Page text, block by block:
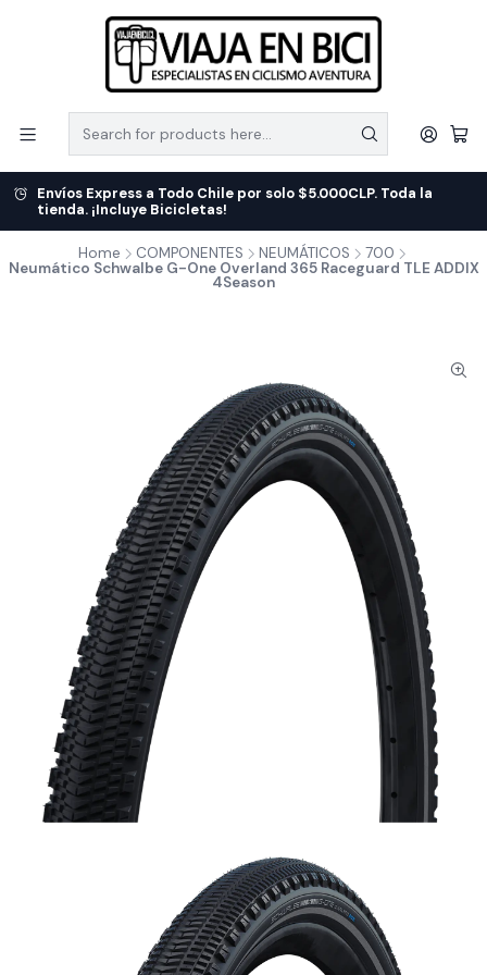
Envíos Express a Todo Chile por solo $5.000CLP. Toda la
tienda. ¡Incluye Bicicletas!
Home COMPONENTES NEUMÁTICOS
700
Neumático Schwalbe G-One Overland 365 Raceguard TLE ADDIX
4Season